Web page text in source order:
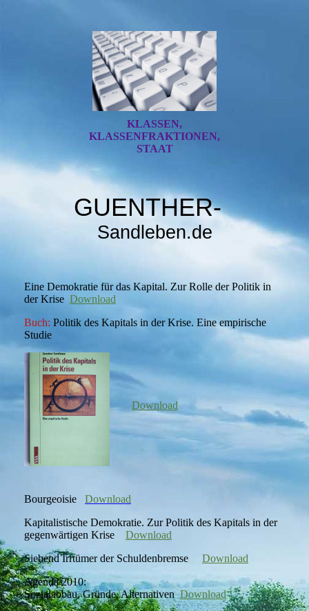
KLASSEN,
KLASSENFRAKTIONEN,
STAAT
GUENTHER-
Sandl eben.de
Eine Demokratie für das Kapital. Zur Rolle der Politik in
der Krise Download
Buch: Politik des Kapitals in der Krise. Eine empirische
Studie
Download
Bourgeoisie Download
Kapitalistische Demokratie. Zur Politik des Kapitals in der
gegenwärtigen Krise Download
Siebend Irrtümer der Schuldenbremse Download
Agenda 2010:
Sozialabbau, Gründe, AlternativenDownload